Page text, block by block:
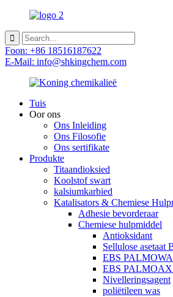
Foon: +86 18516187622
E-Mail: info@shkingchem.com
Tuis
Oor ons
Ons Inleiding
Ons Filosofie
Ons sertifikate
Produkte
Titaandioksied
Koolstof swart
kalsiumkarbied
Katalisators & Chemiese
Adhesie bevorderaar
Chemiese hulpmiddel
Antioksidant
Sellulose asetaat
EBS
EBS PALMOAX
Nivelleringsagent
poliëtileen was